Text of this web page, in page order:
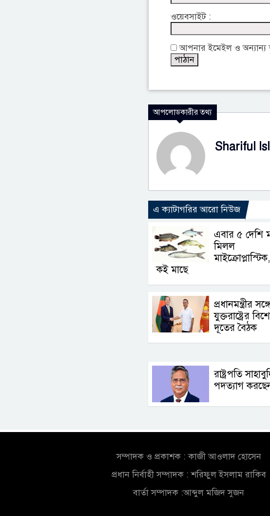
ওয়েবসাইট :
আপনার ইমেইল ও অন্যান্য
আপলোডকারীর তথ্য
Shariful
এ ক্যাটাগরির আরো নিউজ
এবার ৫ দেশি
মিলল
কই মাছে
প্রধানমন্ত্রীর সঙ্গে
যুক্তরাষ্ট্রের
দূতের বৈঠক
রাষ্ট্রপতি
পদত্যাগ
সম্পাদক ও প্রকাশক : কাজী আওলাদ হোসেন
প্রধান নির্বাহী সম্পাদক : শরিফুল ইসলাম রাকিব
বার্তা সম্পাদক :আব্দুল মজিদ সুজন